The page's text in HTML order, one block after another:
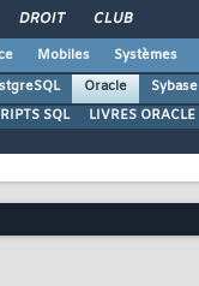
DROIT CLUB
Mobiles
Systèmes
Oracle Sybase
SQL LIVRES ORACLE